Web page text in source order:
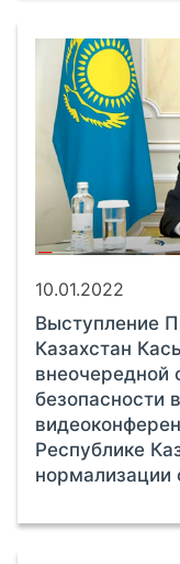
10.01.2022
Выступление
Казахстан
внеочередной
безопасности
Республике
нормализации